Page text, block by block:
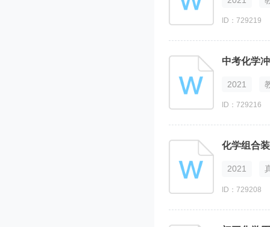
ID：729219
中考化学
2021
ID：729216
化学组合
2021
ID：729208